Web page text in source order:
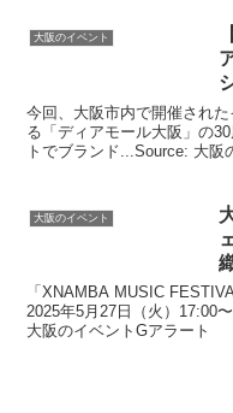
大阪のイベント
今回、大阪市内で開催され
る「ディアモール大阪」の
トでブランド...Source: 大阪
大阪のイベント
「XNAMBA MUSIC
2025年5月27日（火）17:00
大阪のイベントGアラート